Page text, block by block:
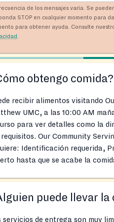
de los mensajes varía. Se
STOP en cualquier momento para
para obtener ayuda. Consulte
obtengo comida?
recibir alimentos visitando
UMC, a las 10:00 AM
para ver detalles como la
Our Community
Identificación requerida,
hasta que se acabe la
puede llevar la
servicios de entrega son muy